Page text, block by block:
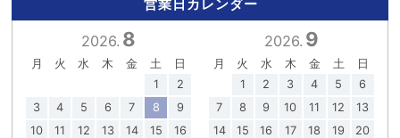
営業日カレンダー
2026. 8
月 火 水 木 金 土
日
1
2
3
4 5 6 7 8
9
10
11 12 13 14 15
16
2026. 9
月 火 水 木 金 土
日
1
2 3 4 5
6
7
8 9 10 11 12
13
14
15 16 17 18 19
20